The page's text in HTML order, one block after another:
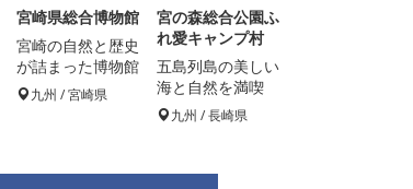
宮崎県総合博物館
宮崎の自然と歴史
が詰まった博物館
九州 / 宮崎県
宮の森総合公園ふ
れ愛キャンプ村
五島列島の美しい
海と自然を満喫
九州 / 長崎県